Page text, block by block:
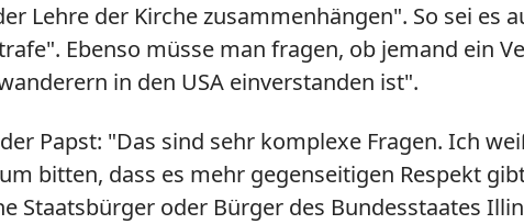
Lehre der Kirche zusammenhängen". So sei
Ebenso müsse man fragen, ob jemand ein
in den USA einverstanden ist".
Papst: "Das sind sehr komplexe Fragen. Ich
bitten, dass es mehr gegenseitigen Respekt
Staatsbürger oder Bürger des Bundesstaates